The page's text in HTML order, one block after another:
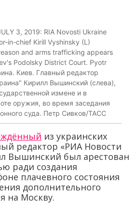
3, 2019: RIA Novosti Ukraine
in-chief Kirill Vyshinsky (L)
and arms trafficking appears
Podolsky District Court. Pyotr
Киев. Главный редактор
Кирилл Вышинский (слева),
измене и в
оружия, во время заседания
суда. Петр Сивков/ТАСС
из украинских
редактор «РИА Новости
Вышинский был арестован
ради создания
плачевного состояния
дополнительного
на Москву.